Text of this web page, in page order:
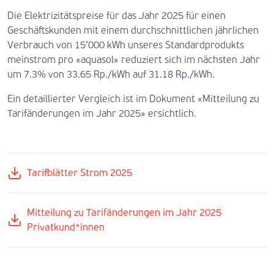
Die Elektrizitätspreise für das Jahr 2025 für einen
Geschäftskunden mit einem durchschnittlichen jährlichen
Verbrauch von 15’000 kWh unseres Standardprodukts
meinstrom pro «aquasol» reduziert sich im nächsten Jahr
um 7.3% von 33.65 Rp./kWh auf 31.18 Rp./kWh.
Ein detaillierter Vergleich ist im Dokument «Mitteilung zu
Tarifänderungen im Jahr 2025» ersichtlich.
Tarifblätter Strom 2025
Mitteilung zu Tarifänderungen im Jahr 2025
Privatkund*innen